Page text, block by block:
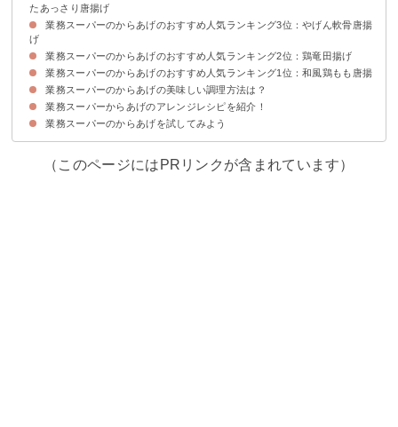
たあっさり唐揚げ
商品名の商品情報【値段・価格など】
商品名のカロリー・糖質など
商品名の味・食感
商品名の口コミ【まずい・美味しい】
業務スーパーのからあげのおすすめ人気ランキング3位：やげん軟骨唐揚
げ
商品名の商品情報【値段・価格など】
商品名のカロリー・糖質など
商品名の味・食感
商品名の口コミ【まずい・美味しい】
業務スーパーのからあげのおすすめ人気ランキング2位：鶏竜田揚げ
商品名の商品情報【値段・価格など】
商品名のカロリー・糖質など
商品名の味・食感
商品名の口コミ【まずい・美味しい】
業務スーパーのからあげのおすすめ人気ランキング1位：和風鶏もも唐揚
商品名の商品情報【値段・価格など】
商品名のカロリー・糖質など
商品名の味・食感
商品名の口コミ【まずい・美味しい】
業務スーパーのからあげの美味しい調理方法は？
①油で揚げる
②電子レンジ
③トースター
業務スーパーからあげのアレンジレシピを紹介！
①からあげで簡単酢鶏
②ヤンニョムチキン
③野菜も摂れる ボリューム甘酢和え
④照りタマサンド
⑤からあげ丼
⑥簡単親子丼
業務スーパーのからあげを試してみよう
（このページにはPRリンクが含まれています）